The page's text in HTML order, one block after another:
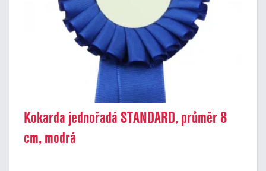
Kokarda jednořadá STANDARD, průměr 8
cm, modrá